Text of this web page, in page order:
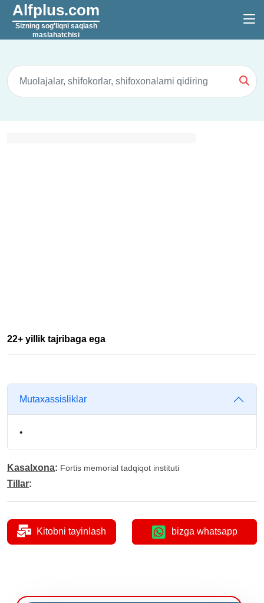
Alfplus.com
Sizning sog'liqni saqlash
maslahatchisi
22+ yillik tajribaga ega
Mutaxassisliklar
•
Kasalxona: Fortis memorial tadqiqot instituti
Tillar:
Kitobni tayinlash bizga whatsapp